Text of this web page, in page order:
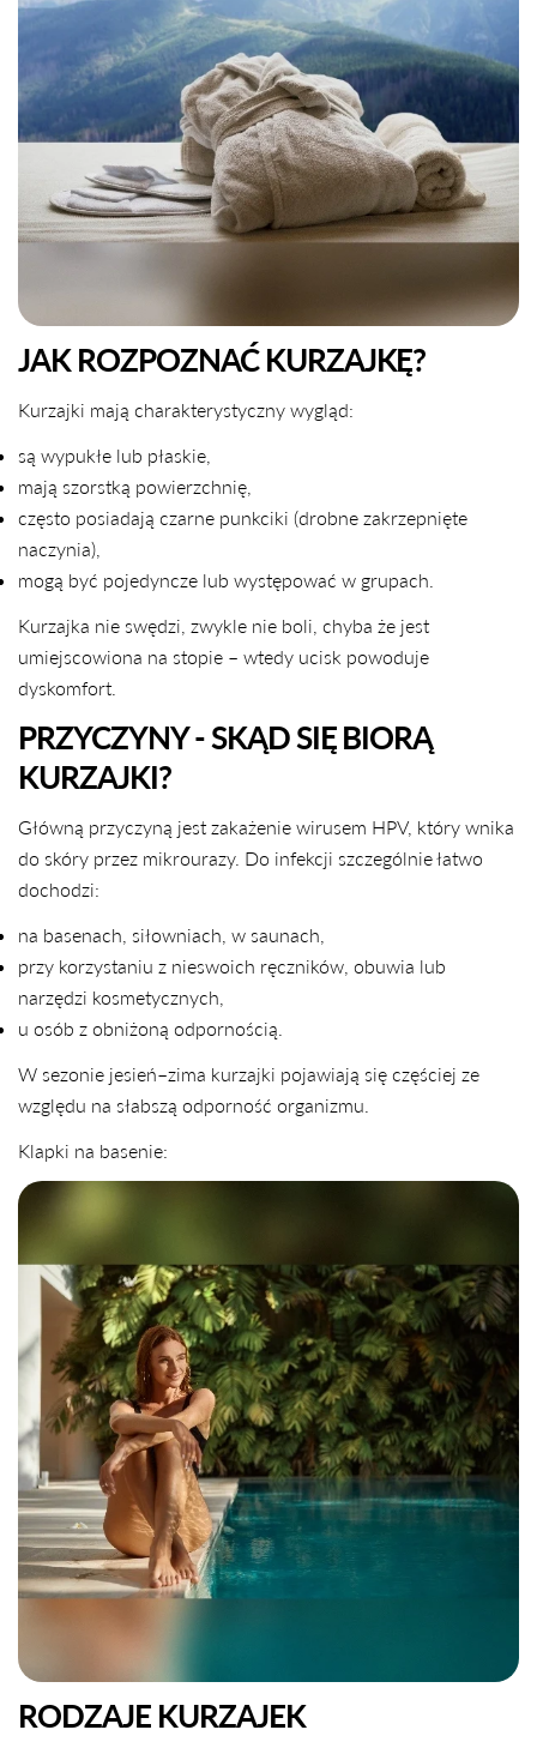
JAK ROZPOZNAĆ KURZAJKĘ?
Kurzajki mają charakterystyczny wygląd:
są wypukłe lub płaskie,
mają szorstką powierzchnię,
często posiadają czarne punkciki (drobne zakrzepnięte
naczynia),
mogą być pojedyncze lub występować w grupach.
Kurzajka nie swędzi, zwykle nie boli, chyba że jest
umiejscowiona na stopie – wtedy ucisk powoduje
dyskomfort.
PRZYCZYNY - SKĄD SIĘ BIORĄ
KURZAJKI?
Główną przyczyną jest zakażenie wirusem HPV, który wnika
do skóry przez mikrourazy. Do infekcji szczególnie łatwo
dochodzi:
na basenach, siłowniach, w saunach,
przy korzystaniu z nieswoich ręczników, obuwia lub
narzędzi kosmetycznych,
u osób z obniżoną odpornością.
W sezonie jesień–zima kurzajki pojawiają się częściej ze
względu na słabszą odporność organizmu.
Klapki na basenie:
RODZAJE KURZAJEK